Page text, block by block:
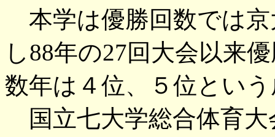
本学は優勝回数では
し88年の27回大会以来
数年は４位、５位とい
国立七大学総合体育大